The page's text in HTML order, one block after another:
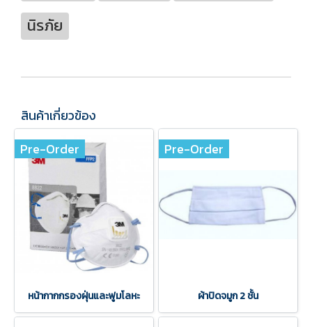
นิรภัย
สินค้าเกี่ยวข้อง
Pre-Order
หน้ากากกรองฝุ่นและฟูมโลหะ
Pre-Order
ผ้าปิดจมูก 2 ชั้น